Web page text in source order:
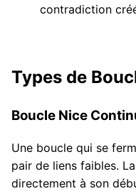
contradiction
Types de
Boucle Nice
Une boucle qui se
pair de liens faibles.
directement à son